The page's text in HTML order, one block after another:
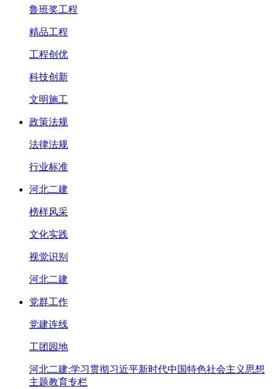
鲁班奖工程
精品工程
工程创优
科技创新
文明施工
政策法规
法律法规
行业标准
河北二建
榜样风采
文化实践
视觉识别
河北二建
党群工作
党建连线
工团园地
河北二建:学习贯彻习近平新时代中国特色社会主义思想
主题教育专栏